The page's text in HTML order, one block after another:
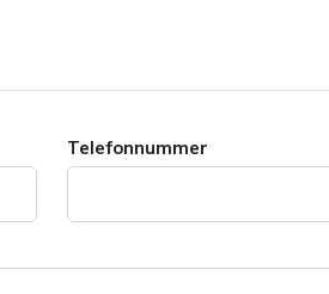
Telefonnummer